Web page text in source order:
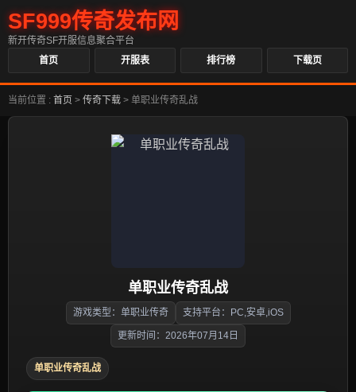
SF999传奇发布网
新开传奇SF开服信息聚合平台
首页
开服表 排行榜 下载页
当前位置 : 首页 > 传奇下载 > 单职业传奇乱战
单职业传奇乱战
游戏类型：单职业传奇 支持平台：PC,安卓,iOS
更新时间：2026年07月14日
单职业传奇乱战